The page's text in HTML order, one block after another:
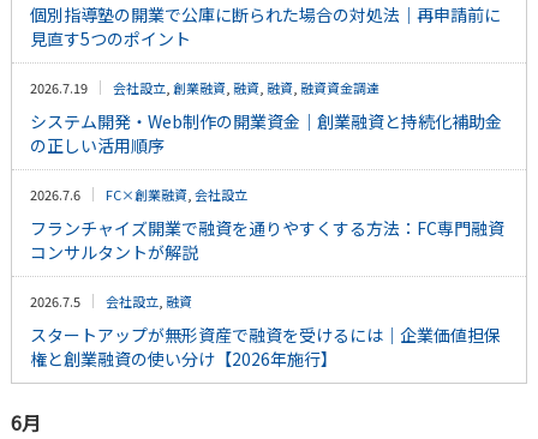
個別指導塾の開業で公庫に断られた場合の対処法｜再申請前に
見直す5つのポイント
2026.7.19 会社設立, 創業融資, 融資, 融資, 融資資金調達
システム開発・Web制作の開業資金｜創業融資と持続化補助金
の正しい活用順序
2026.7.6 FC×創業融資, 会社設立
フランチャイズ開業で融資を通りやすくする方法：FC専門融資
コンサルタントが解説
2026.7.5 会社設立, 融資
スタートアップが無形資産で融資を受けるには｜企業価値担保
権と創業融資の使い分け【2026年施行】
6月